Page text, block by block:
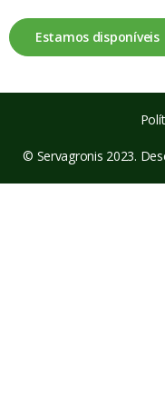
Estamos disponíveis
© Servagronis 2023.